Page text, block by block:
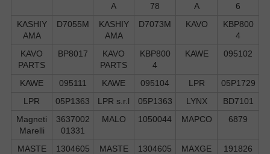
A
78
A
6
KASHIY
AMA
D7055M
KASHIY
AMA
D7073M KAVO
KBP800
4
KAVO
PARTS
BP8017
KAVO
PARTS
KBP800
4
KAWE 095102
KAWE 095111 KAWE 095104 LPR
05P1729
LPR
05P1363 LPR s.r.l 05P1363 LYNX
BD7101
Magneti
Marelli
3637002
01331
MALO 1050044 MAPCO 6879
MASTE
1304605
MASTE
1304605
MAXGE
191826